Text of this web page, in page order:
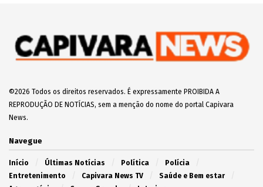
©2026 Todos os direitos reservados. É expressamente PROIBIDA A
REPRODUÇÃO DE NOTÍCIAS, sem a menção do nome do portal Capivara
News.
Navegue
Início Últimas Notícias Política
Polícia
Entretenimento
Capivara News TV
Saúde e Bem estar